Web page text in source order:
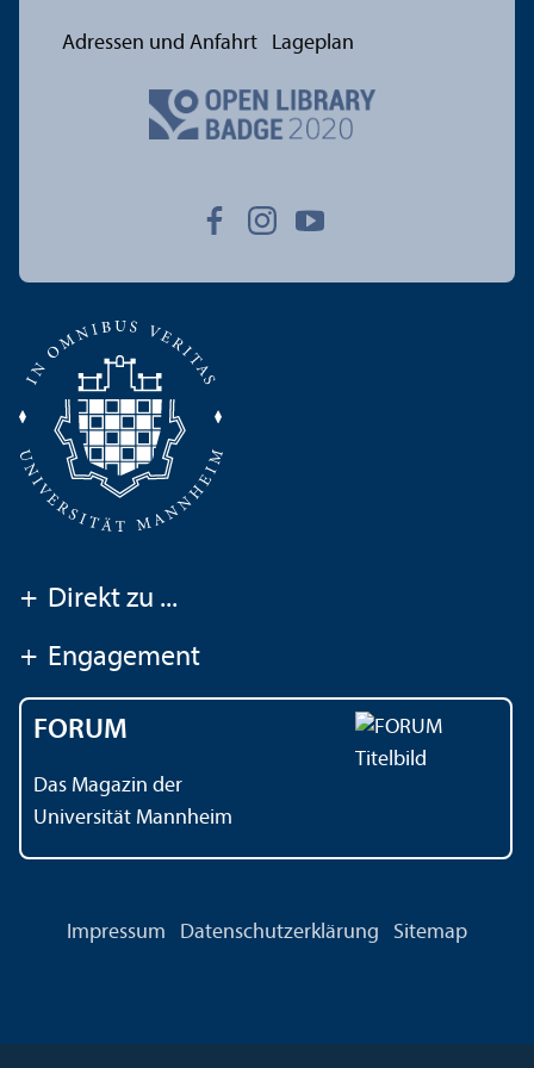
Adressen und Anfahrt Lageplan
+ Direkt zu ...
+ Engagement
FORUM
Das Magazin der
Universität Mannheim
Impressum Datenschutz­erklärung Sitemap